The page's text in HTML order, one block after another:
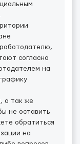
согласно
на
а так же
не оставить
обратиться
на